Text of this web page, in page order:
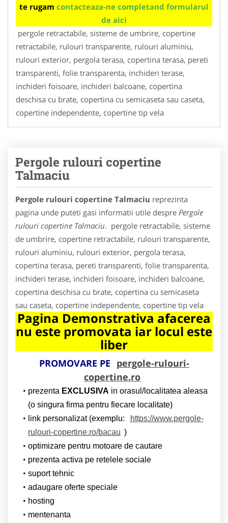
te rugam contacteaza-ne completand formularul
de aici
pergole retractabile, sisteme de umbrire, copertine
retractabile, rulouri transparente, rulouri aluminiu,
rulouri exterior, pergola terasa, copertina terasa, pereti
transparenti, folie transparenta, inchideri terase,
inchideri foisoare, inchideri balcoane, copertina
deschisa cu brate, copertina cu semicaseta sau caseta,
copertine independente, copertine tip vela
Pergole rulouri copertine
Talmaciu
Pergole rulouri copertine Talmaciu reprezinta
pagina unde puteti gasi informatii utile despre Pergole
rulouri copertine Talmaciu. pergole retractabile, sisteme
de umbrire, copertine retractabile, rulouri transparente,
rulouri aluminiu, rulouri exterior, pergola terasa,
copertina terasa, pereti transparenti, folie transparenta,
inchideri terase, inchideri foisoare, inchideri balcoane,
copertina deschisa cu brate, copertina cu semicaseta
sau caseta, copertine independente, copertine tip vela
Pagina Demonstrativa afacerea
nu este promovata iar locul este
liber
PROMOVARE PE pergole-rulouri-
copertine.ro
prezenta EXCLUSIVA in orasul/localitatea aleasa
(o singura firma pentru fiecare localitate)
link personalizat (exemplu:
https://www.pergole-
rulouri-copertine.ro/bacau )
optimizare pentru motoare de cautare
prezenta activa pe retelele sociale
suport tehnic
adaugare oferte speciale
hosting
mentenanta